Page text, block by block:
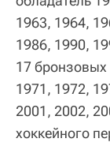
1963, 1964,
1986, 1990,
17 бронзовых
1971, 1972,
2001, 2002,
хоккейного